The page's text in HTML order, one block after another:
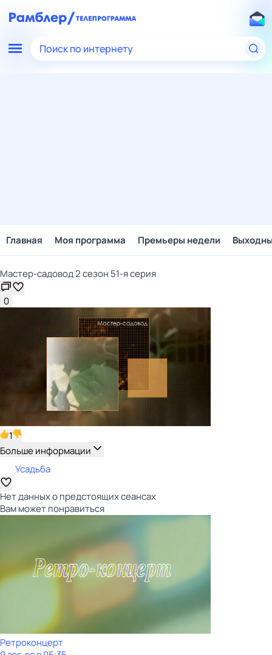
Поиск по интернету
Главная Моя программа Премьеры недели
Мастер-садовод 2 сезон 51-я серия
0
1
Больше информации
Усадьба
Нет данных о предстоящих сеансах
Вам может понравиться
Ретроконцерт